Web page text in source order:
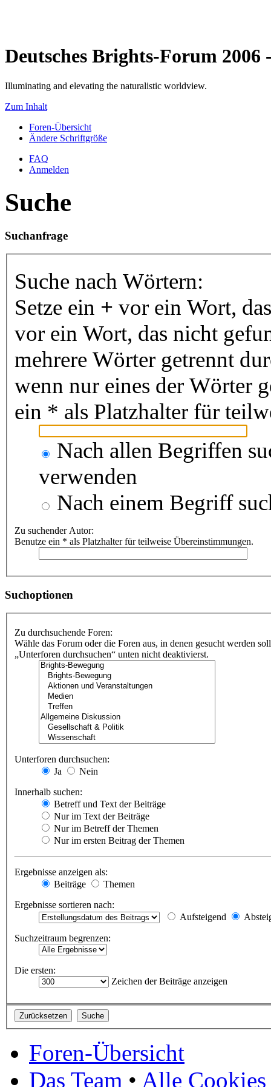
Deutsches Brights-Forum
Illuminating and elevating the naturalistic worldview.
Zum Inhalt
Foren-Übersicht
Ändere Schriftgröße
FAQ
Anmelden
Suche
Suchanfrage
Suche nach Wörtern:
Setze ein + vor ein Wort,
vor ein Wort, das nicht
mehrere Wörter getrennt
wenn nur eines der Wörter
ein * als Platzhalter für
Nach allen Begriffen
verwenden
Nach einem Begriff
Zu suchender Autor:
Benutze ein * als Platzhalter für teilweise Übereinstimmungen.
Suchoptionen
Zu durchsuchende Foren:
Wähle das Forum oder die Foren aus, in denen gesucht werden
„Unterforen durchsuchen“ unten nicht deaktivierst.
Unterforen durchsuchen:
Ja
Nein
Innerhalb suchen:
Betreff und Text der Beiträge
Nur im Text der Beiträge
Nur im Betreff der Themen
Nur im ersten Beitrag der Themen
Ergebnisse anzeigen als:
Beiträge
Themen
Ergebnisse sortieren nach:
Aufsteigend
Suchzeitraum begrenzen:
Die ersten:
Zeichen der Beiträge anzeigen
Foren-Übersicht
Das Team • Alle Cookies